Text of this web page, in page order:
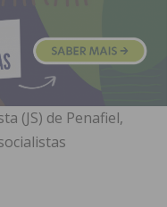
(JS) de Penafiel,